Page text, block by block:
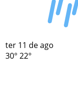
ter 11 de ago
30° 22°